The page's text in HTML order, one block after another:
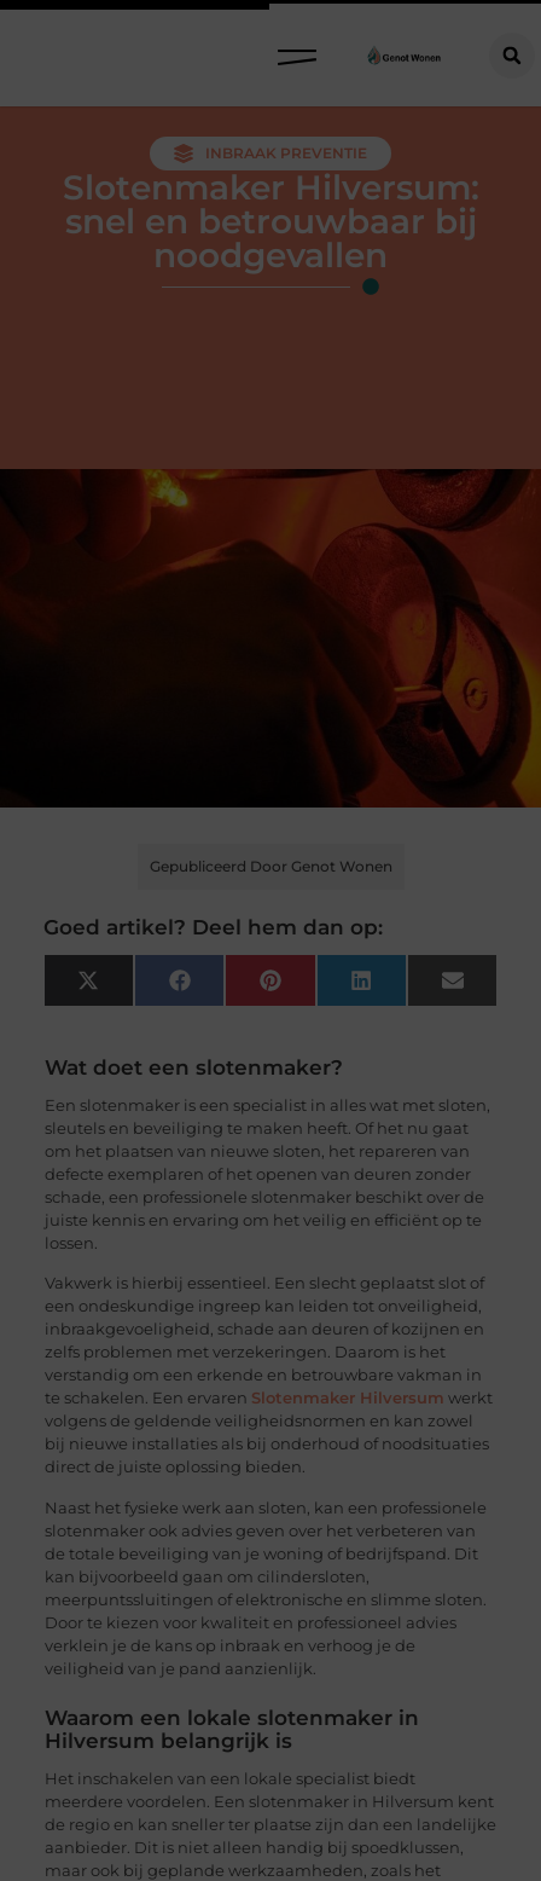
INBRAAK PREVENTIE
Slotenmaker Hilversum:
snel en betrouwbaar bij
noodgevallen
Gepubliceerd Door Genot Wonen
Goed artikel? Deel hem dan op:
X
(Twitter)
FacebookPinterest LinkedIn Email
Wat doet een slotenmaker?
Een slotenmaker is een specialist in alles wat met sloten,
sleutels en beveiliging te maken heeft. Of het nu gaat
om het plaatsen van nieuwe sloten, het repareren van
defecte exemplaren of het openen van deuren zonder
schade, een professionele slotenmaker beschikt over de
juiste kennis en ervaring om het veilig en efficiënt op te
lossen.
Vakwerk is hierbij essentieel. Een slecht geplaatst slot of
een ondeskundige ingreep kan leiden tot onveiligheid,
inbraakgevoeligheid, schade aan deuren of kozijnen en
zelfs problemen met verzekeringen. Daarom is het
verstandig om een erkende en betrouwbare vakman in
te schakelen. Een ervaren Slotenmaker Hilversum werkt
volgens de geldende veiligheidsnormen en kan zowel
bij nieuwe installaties als bij onderhoud of noodsituaties
direct de juiste oplossing bieden.
Naast het fysieke werk aan sloten, kan een professionele
slotenmaker ook advies geven over het verbeteren van
de totale beveiliging van je woning of bedrijfspand. Dit
kan bijvoorbeeld gaan om cilindersloten,
meerpuntssluitingen of elektronische en slimme sloten.
Door te kiezen voor kwaliteit en professioneel advies
verklein je de kans op inbraak en verhoog je de
veiligheid van je pand aanzienlijk.
Waarom een lokale slotenmaker in
Hilversum belangrijk is
Het inschakelen van een lokale specialist biedt
meerdere voordelen. Een slotenmaker in Hilversum kent
de regio en kan sneller ter plaatse zijn dan een landelijke
aanbieder. Dit is niet alleen handig bij spoedklussen,
maar ook bij geplande werkzaamheden, zoals het